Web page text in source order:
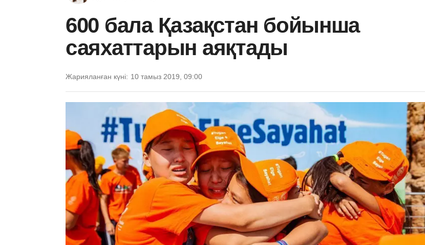
600 бала Қазақстан бойынша
саяхаттарын аяқтады
Жарияланған күні: 10 тамыз 2019, 09:00